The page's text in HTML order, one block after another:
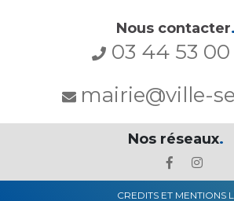
Nous contacter.
03 44 53
mairie@ville-
Nos réseaux.
CREDITS ET MENTIONS